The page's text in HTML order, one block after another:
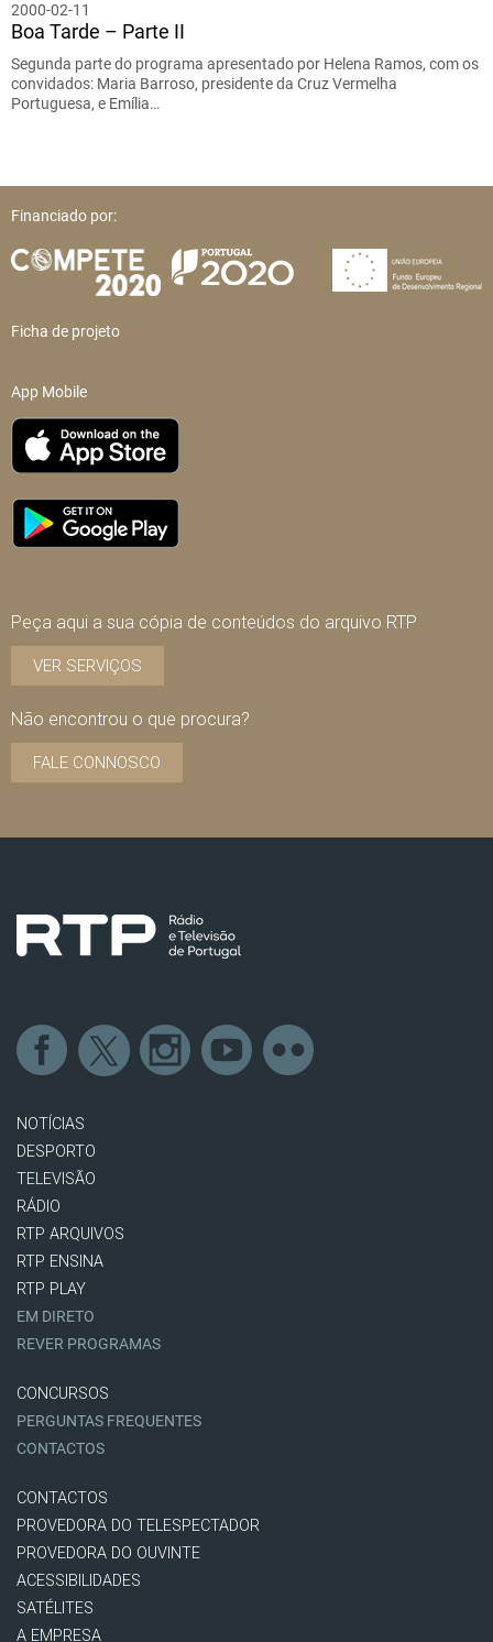
2000-02-11
Boa Tarde – Parte II
Segunda parte do programa apresentado por Helena Ramos, com os
convidados: Maria Barroso, presidente da Cruz Vermelha
Portuguesa, e Emília…
Financiado por:
Ficha de projeto
App Mobile
Peça aqui a sua cópia de conteúdos do arquivo RTP
VER SERVIÇOS
Não encontrou o que procura?
FALE CONNOSCO
NOTÍCIAS
DESPORTO
TELEVISÃO
RÁDIO
RTP ARQUIVOS
RTP ENSINA
RTP PLAY
EM DIRETO
REVER PROGRAMAS
CONCURSOS
PERGUNTAS FREQUENTES
CONTACTOS
CONTACTOS
PROVEDORA DO TELESPECTADOR
PROVEDORA DO OUVINTE
ACESSIBILIDADES
SATÉLITES
A EMPRESA